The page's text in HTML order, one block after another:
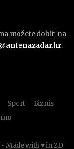
možete dobiti na
.
Sport
Biznis
• Made with ♥ in ZD